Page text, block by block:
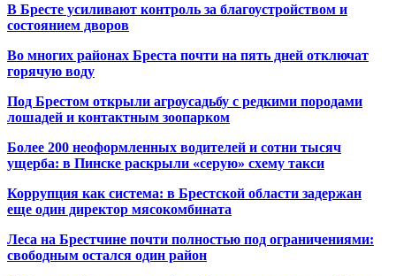
В Бресте усиливают контроль за благоустройством и
состоянием дворов
Во многих районах Бреста почти на пять дней отключат
горячую воду
Под Брестом открыли агроусадьбу с редкими породами
лошадей и контактным зоопарком
Более 200 неоформленных водителей и сотни тысяч
ущерба: в Пинске раскрыли «серую» схему такси
Коррупция как система: в Брестской области задержан
еще один директор мясокомбината
Леса на Брестчине почти полностью под ограничениями:
свободным остался один район